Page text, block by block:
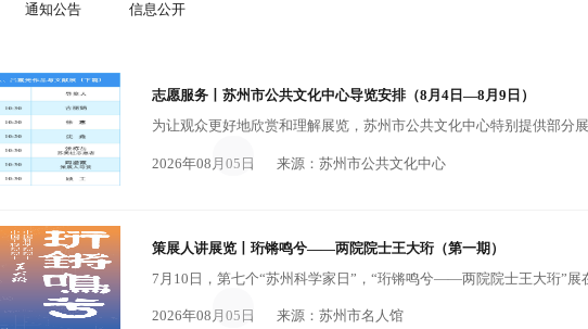
通知公告 信息公开
志愿服务丨苏州市公共文化中心导览安排（8月4日—8月9日）
2026年08月05日 来源：苏州市公共文化中心
策展人讲展览丨珩锵鸣兮——两院院士王大珩（第一期）
2026年08月05日 来源：苏州市名人馆